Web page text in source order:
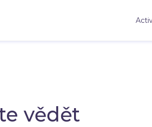
vědět